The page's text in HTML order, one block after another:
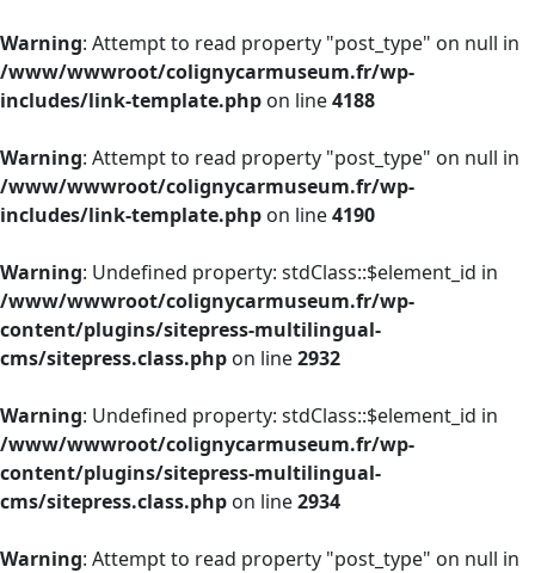
Warning: Attempt to read property "post_type" on null in
/www/wwwroot/colignycarmuseum.fr/wp-
includes/link-template.php on line4188
Warning: Attempt to read property "post_type" on null in
/www/wwwroot/colignycarmuseum.fr/wp-
includes/link-template.php on line4190
Warning: Undefined property: stdClass::$element_id in
/www/wwwroot/colignycarmuseum.fr/wp-
content/plugins/sitepress-multilingual-
cms/sitepress.class.php on line2932
Warning: Undefined property: stdClass::$element_id in
/www/wwwroot/colignycarmuseum.fr/wp-
content/plugins/sitepress-multilingual-
cms/sitepress.class.php on line2934
Warning: Attempt to read property "post_type" on null in